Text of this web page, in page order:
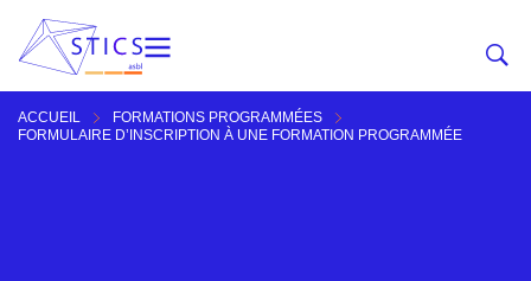
ACCUEIL
FORMATIONS PROGRAMMÉES
FORMULAIRE D’INSCRIPTION À UNE FORMATION PROGRAMMÉE